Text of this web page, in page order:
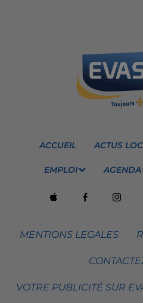
ACCUEIL ACTUS
EMPLOI AGENDA
MENTIONS LEGALES
VOTRE PUBLICITÉ SUR